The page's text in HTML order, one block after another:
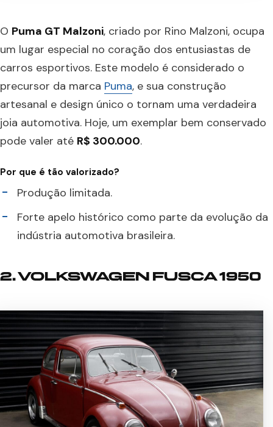
O Puma GT Malzoni, criado por Rino Malzoni, ocupa
um lugar especial no coração dos entusiastas de
carros esportivos. Este modelo é considerado o
precursor da marca Puma, e sua construção
artesanal e design único o tornam uma verdadeira
joia automotiva. Hoje, um exemplar bem conservado
pode valer até R$ 300.000.
Por que é tão valorizado?
Produção limitada.
Forte apelo histórico como parte da evolução da
indústria automotiva brasileira.
2. VOLKSWAGEN FUSCA 1950